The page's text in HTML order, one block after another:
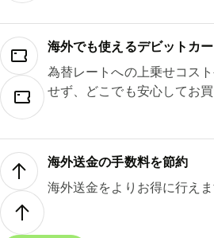
海外でも使えるデビットカ
為替レートへの上乗せコス
せず、どこでも安心してお買
海外送金の手数料を節約
海外送金をよりお得に行えま